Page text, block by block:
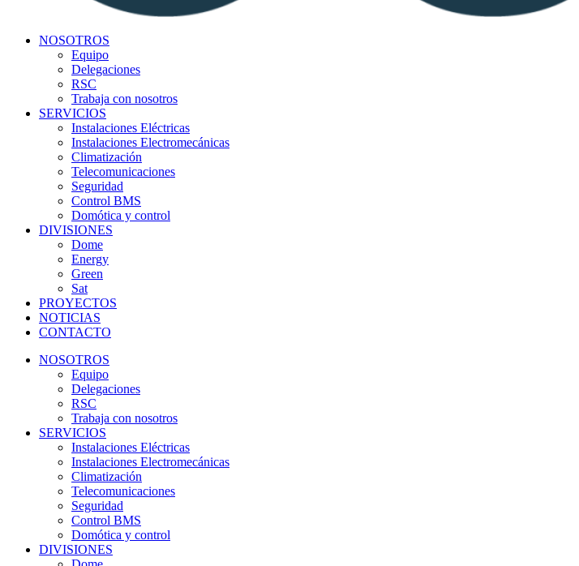
NOSOTROS
Equipo
Delegaciones
RSC
Trabaja con nosotros
SERVICIOS
Instalaciones Eléctricas
Instalaciones Electromecánicas
Climatización
Telecomunicaciones
Seguridad
Control BMS
Domótica y control
DIVISIONES
Dome
Energy
Green
Sat
PROYECTOS
NOTICIAS
CONTACTO
NOSOTROS
Equipo
Delegaciones
RSC
Trabaja con nosotros
SERVICIOS
Instalaciones Eléctricas
Instalaciones Electromecánicas
Climatización
Telecomunicaciones
Seguridad
Control BMS
Domótica y control
DIVISIONES